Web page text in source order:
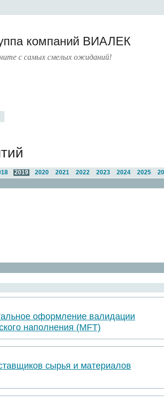
компаний ВИАЛЕК
с самых смелых ожиданий!
2025
2024
2023
2022
2021
2020
2019
оформление валидации
наполнения (MFT)
сырья и материалов